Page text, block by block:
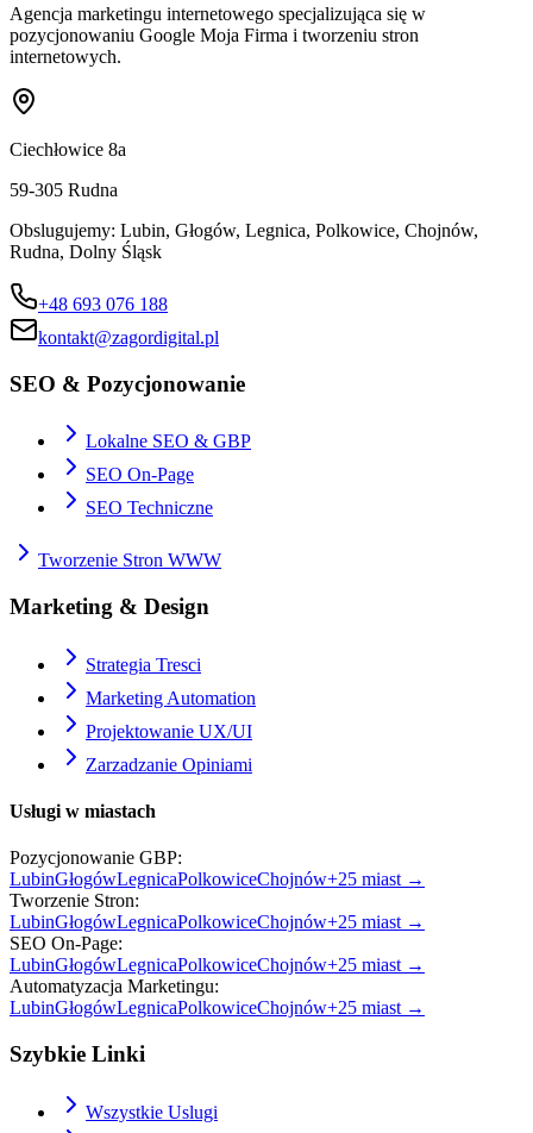
Agencja marketingu internetowego specjalizująca się w
pozycjonowaniu Google Moja Firma i tworzeniu stron
internetowych.
Ciechłowice 8a
59-305 Rudna
Obslugujemy: Lubin, Głogów, Legnica, Polkowice, Chojnów,
Rudna, Dolny Śląsk
+48 693 076 188
kontakt@zagordigital.pl
SEO & Pozycjonowanie
Lokalne SEO & GBP
SEO On-Page
SEO Techniczne
Tworzenie Stron WWW
Marketing & Design
Strategia Tresci
Marketing Automation
Projektowanie UX/UI
Zarzadzanie Opiniami
Usługi w miastach
Pozycjonowanie GBP:
LubinGłogówLegnicaPolkowiceChojnów+25 miast →
Tworzenie Stron:
LubinGłogówLegnicaPolkowiceChojnów+25 miast →
SEO On-Page:
LubinGłogówLegnicaPolkowiceChojnów+25 miast →
Automatyzacja Marketingu:
LubinGłogówLegnicaPolkowiceChojnów+25 miast →
Szybkie Linki
Wszystkie Uslugi